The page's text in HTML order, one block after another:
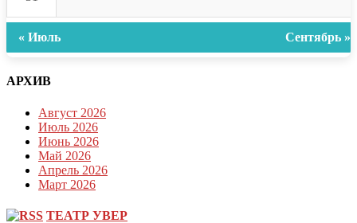
« Июль Сентябрь »
АРХИВ
Август 2026
Июль 2026
Июнь 2026
Май 2026
Апрель 2026
Март 2026
ТЕАТР УВЕР